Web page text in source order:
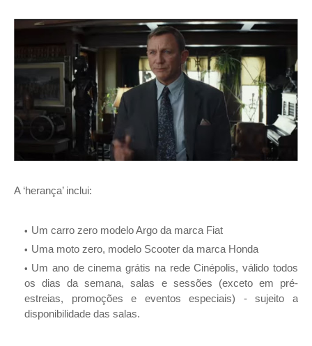
A ‘herança’ inclui:
Um carro zero modelo Argo da marca Fiat
Uma moto zero, modelo Scooter da marca Honda
Um ano de cinema grátis na rede Cinépolis, válido todos
os dias da semana, salas e sessões (exceto em pré-
estreias, promoções e eventos especiais) - sujeito a
disponibilidade das salas.